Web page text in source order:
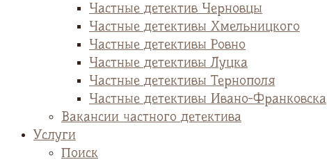
Частные детектив Черновцы
Частные детективы Хмельницкого
Частные детективы Ровно
Частные детективы Луцка
Частные детективы Тернополя
Частные детективы Ивано-Франковска
Вакансии частного детектива
Услуги
Поиск